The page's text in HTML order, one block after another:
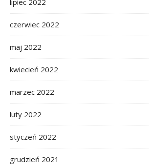
czerwiec 2022
maj 2022
kwiecień 2022
marzec 2022
luty 2022
styczeń 2022
grudzień 2021